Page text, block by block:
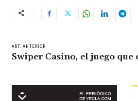
ART. ANTERIOR
Swiper Casino, el juego que